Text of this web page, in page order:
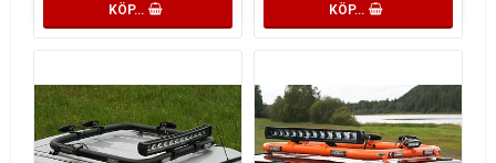
KÖP… KÖP…